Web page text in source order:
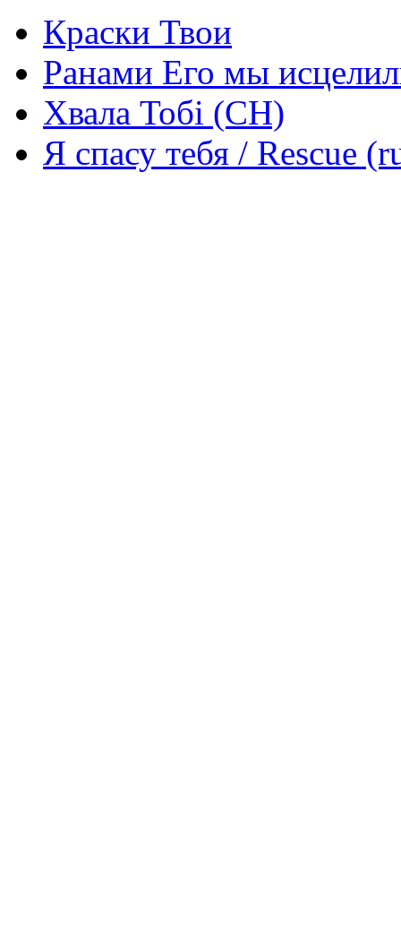
Краски Твои
Ранами Его мы
Хвала Тобі (СН)
Я спасу тебя / Rescue